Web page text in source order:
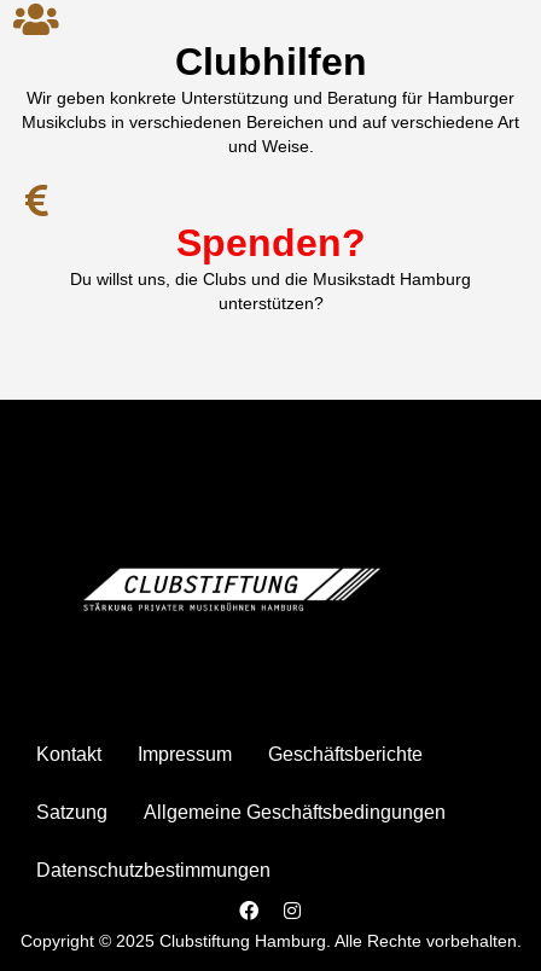
Clubhilfen
Wir geben konkrete Unterstützung und Beratung für Hamburger
Musikclubs in verschiedenen Bereichen und auf verschiedene Art
und Weise.
Spenden?
Du willst uns, die Clubs und die Musikstadt Hamburg
unterstützen?
Kontakt Impressum Geschäftsberichte
Satzung Allgemeine Geschäftsbedingungen
Datenschutzbestimmungen
Copyright © 2025 Clubstiftung Hamburg. Alle Rechte vorbehalten.